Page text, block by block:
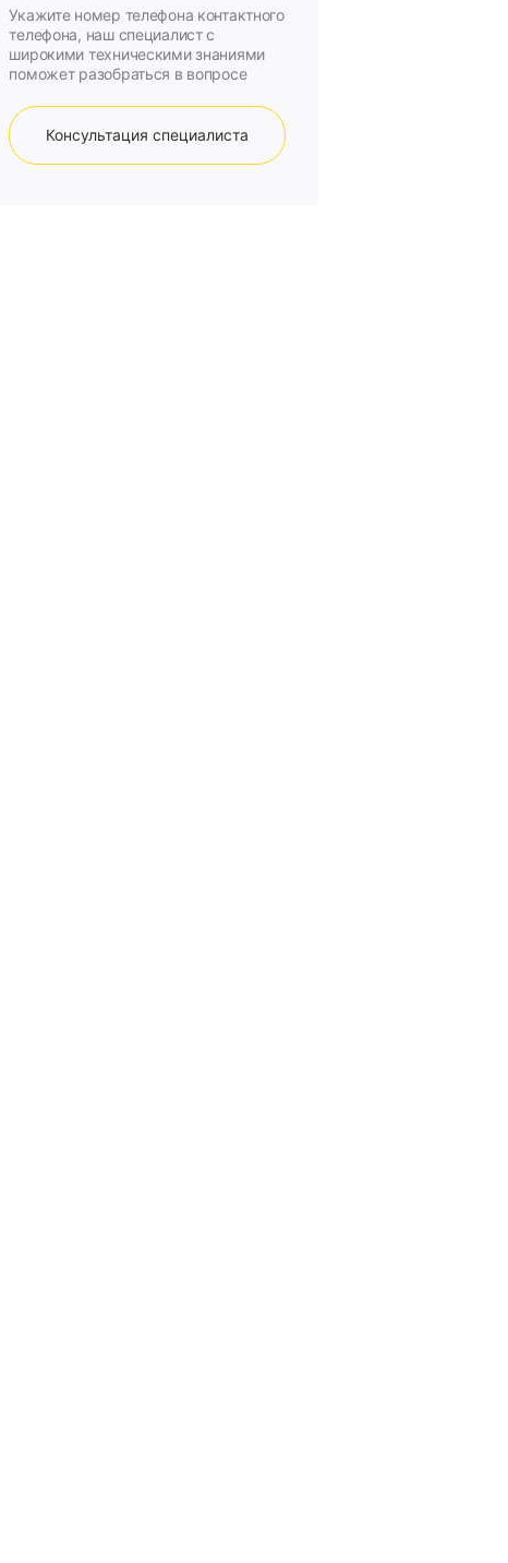
Укажите номер телефона контактного
телефона, наш специалист с
широкими техническими знаниями
поможет разобраться в вопросе
Консультация специалиста